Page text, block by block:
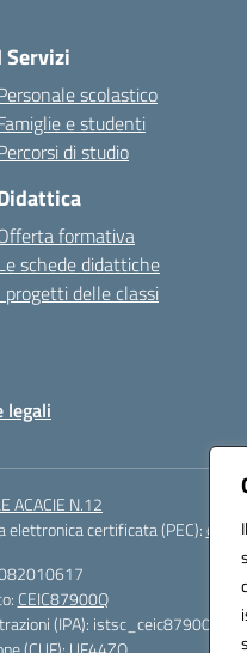
Servizi
scolastico
e studenti
di studio
formativa
schede didattiche
progetti delle classi
legali
ACACIE N.12
elettronica certificata (PEC):
CEIC87900Q
(IPA): istsc_ceic87900q